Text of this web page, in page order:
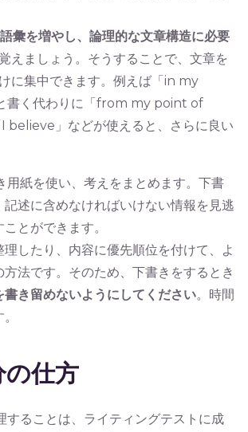
彙を増やし、論理的な文章構造に必要
えましょう。そうすることで、文章を
に集中できます。例えば「in my
書く代わりに「from my point of
believe」などが使えると、さらに良い
用紙を使い、考えをまとめます。下書
記述に含めなければいけない情報を見逃
とができます。
したり、内容に優先順位を付けて、よ
方法です。そのため、下書きをするとき
書き留めないようにしてください。時間
の仕方
することは、ライティングテストに成